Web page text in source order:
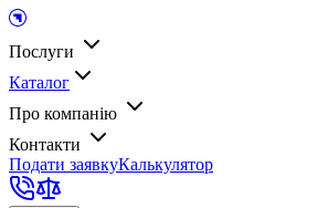
Послуги
Каталог
Про компанію
Контакти
Подати заявкуКалькулятор